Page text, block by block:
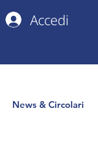
Accedi
News & Circolari